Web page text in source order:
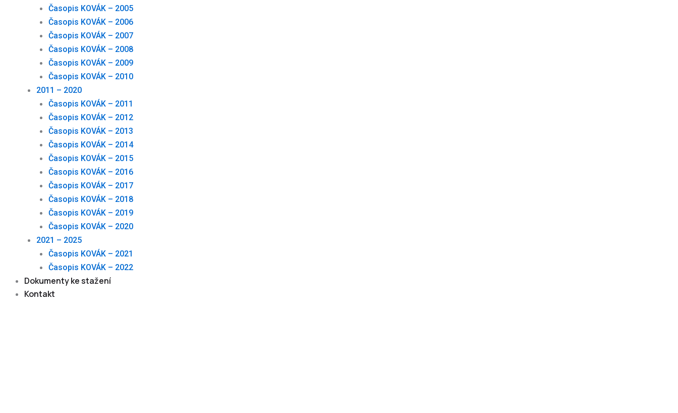
Časopis KOVÁK – 2005
Časopis KOVÁK – 2006
Časopis KOVÁK – 2007
Časopis KOVÁK – 2008
Časopis KOVÁK – 2009
Časopis KOVÁK – 2010
2011 – 2020
Časopis KOVÁK – 2011
Časopis KOVÁK – 2012
Časopis KOVÁK – 2013
Časopis KOVÁK – 2014
Časopis KOVÁK – 2015
Časopis KOVÁK – 2016
Časopis KOVÁK – 2017
Časopis KOVÁK – 2018
Časopis KOVÁK – 2019
Časopis KOVÁK – 2020
2021 – 2025
Časopis KOVÁK – 2021
Časopis KOVÁK – 2022
Dokumenty ke stažení
Kontakt